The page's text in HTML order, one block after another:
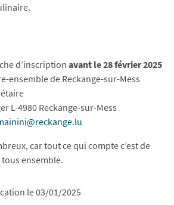
d’inscription avant le 28 février 2025
ensemble de Reckange-sur-Mess
L-4980 Reckange-sur-Mess
car tout ce qui compte c’est de
ensemble.
le 03/01/2025